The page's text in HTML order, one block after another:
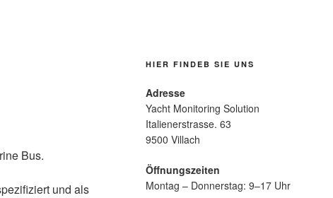
Bus.
und als
HIER FINDEB SIE UNS
Adresse
Yacht Monitoring Solution
Italienerstrasse. 63
9500 Villach
Öffnungszeiten
Montag – Donnerstag: 9–17 Uhr